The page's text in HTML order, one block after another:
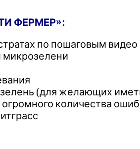
ФЕРМЕР»:
по пошаговым видео
микрозелени
(для желающих
количества